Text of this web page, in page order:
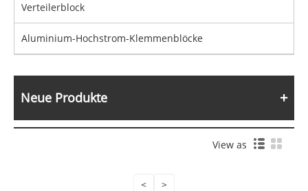
Verteilerblock
Aluminium-Hochstrom-Klemmenblöcke
Neue Produkte
View as
< >